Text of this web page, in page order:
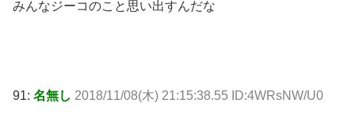
みんなジーコのこと思い出すんだな
91: 名無し 2018/11/08(木) 21:15:38.55 ID:4WRsNW/U0